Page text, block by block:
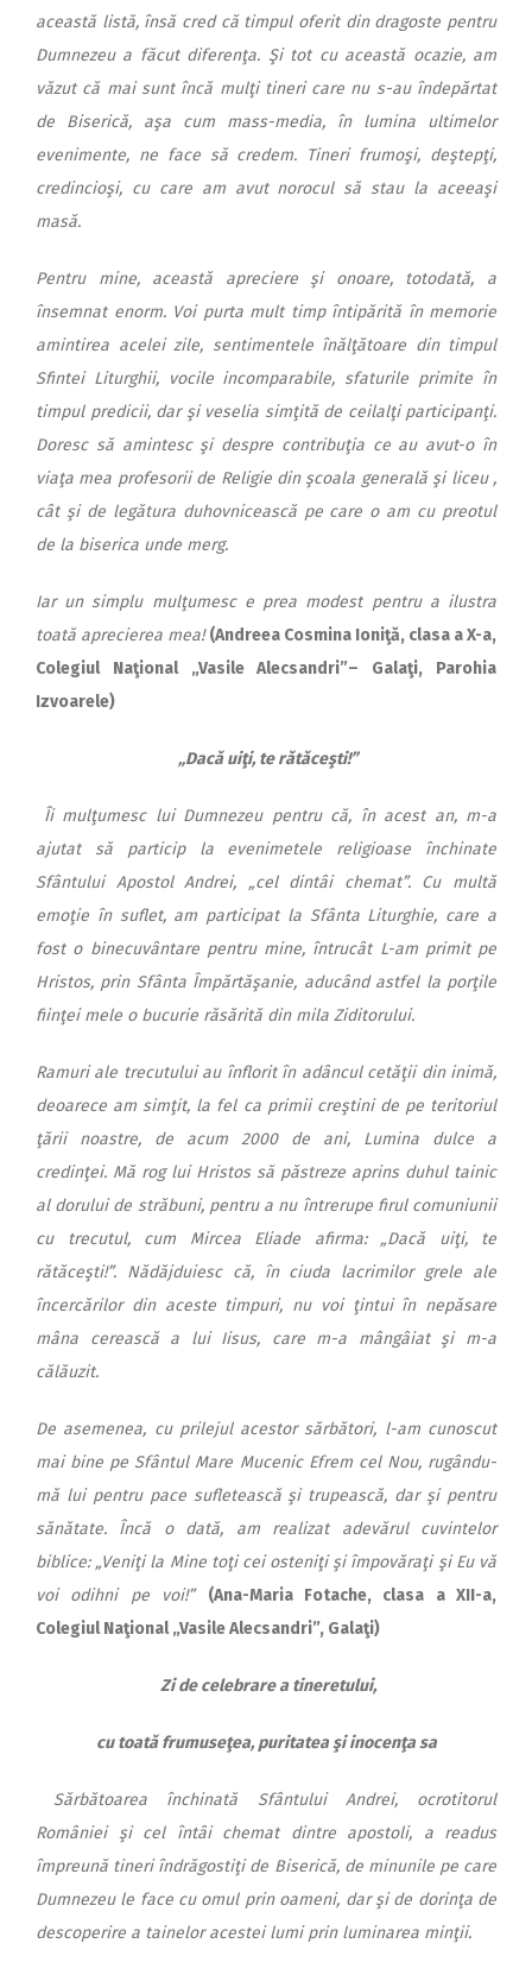
această listă, însă cred că timpul oferit din dragoste pentru
Dumnezeu a făcut diferenţa. Şi tot cu această ocazie, am
văzut că mai sunt încă mulţi tineri care nu s-au îndepărtat
de Biserică, aşa cum mass-media, în lumina ultimelor
evenimente, ne face să credem. Tineri frumoşi, deştepţi,
credincioşi, cu care am avut norocul să stau la aceeaşi
masă.
Pentru mine, această apreciere şi onoare, totodată, a
însemnat enorm. Voi purta mult timp întipărită în memorie
amintirea acelei zile, sentimentele înălţătoare din timpul
Sfintei Liturghii, vocile incomparabile, sfaturile primite în
timpul predicii, dar şi veselia simţită de ceilalţi participanţi.
Doresc să amintesc şi despre contribuţia ce au avut-o în
viaţa mea profesorii de Religie din şcoala generală şi liceu ,
cât şi de legătura duhovnicească pe care o am cu preotul
de la biserica unde merg.
Iar un simplu mulţumesc e prea modest pentru a ilustra
toată aprecierea mea! (Andreea Cosmina Ioniţă, clasa a X-a,
Colegiul Naţional „Vasile Alecsandri”– Galaţi, Parohia
Izvoarele)
„Dacă uiţi, te rătăceşti!”
Îi mulţumesc lui Dumnezeu pentru că, în acest an, m-a
ajutat să particip la evenimetele religioase închinate
Sfântului Apostol Andrei, „cel dintâi chemat”. Cu multă
emoţie în suflet, am participat la Sfânta Liturghie, care a
fost o binecuvântare pentru mine, întrucât L-am primit pe
Hristos, prin Sfânta Împărtăşanie, aducând astfel la porţile
fiinţei mele o bucurie răsărită din mila Ziditorului.
Ramuri ale trecutului au înflorit în adâncul cetăţii din inimă,
deoarece am simţit, la fel ca primii creştini de pe teritoriul
ţării noastre, de acum 2000 de ani, Lumina dulce a
credinţei. Mă rog lui Hristos să păstreze aprins duhul tainic
al dorului de străbuni, pentru a nu întrerupe firul comuniunii
cu trecutul, cum Mircea Eliade afirma: „Dacă uiţi, te
rătăceşti!”. Nădăjduiesc că, în ciuda lacrimilor grele ale
încercărilor din aceste timpuri, nu voi ţintui în nepăsare
mâna cerească a lui Iisus, care m-a mângâiat şi m-a
călăuzit.
De asemenea, cu prilejul acestor sărbători, l-am cunoscut
mai bine pe Sfântul Mare Mucenic Efrem cel Nou, rugându-
mă lui pentru pace sufletească şi trupească, dar şi pentru
sănătate. Încă o dată, am realizat adevărul cuvintelor
biblice: „Veniţi la Mine toţi cei osteniţi şi împovăraţi şi Eu vă
voi odihni pe voi!” (Ana-Maria Fotache, clasa a XII-a,
Colegiul Naţional „Vasile Alecsandri”, Galaţi)
Zi de celebrare a tineretului,
cu toată frumuseţea, puritatea şi inocenţa sa
Sărbătoarea închinată Sfântului Andrei, ocrotitorul
României şi cel întâi chemat dintre apostoli, a readus
împreună tineri îndrăgostiţi de Biserică, de minunile pe care
Dumnezeu le face cu omul prin oameni, dar şi de dorinţa de
descoperire a tainelor acestei lumi prin luminarea minţii.